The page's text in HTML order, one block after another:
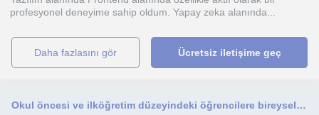
profesyonel deneyime sahip oldum. Yapay zeka alanında...
daha fazlasını gör Ücretsiz iletişime geç
Okul öncesi ve ilköğretim düzeyindeki öğrencilere bireysel ve/veya grup halinde İngilizce dersleri verebilirim.